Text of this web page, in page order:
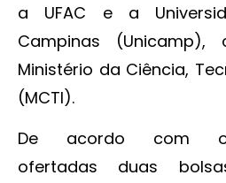
a UFAC e a
Campinas
Ministério da Ciência,
(MCTI).
De acordo com
ofertadas duas